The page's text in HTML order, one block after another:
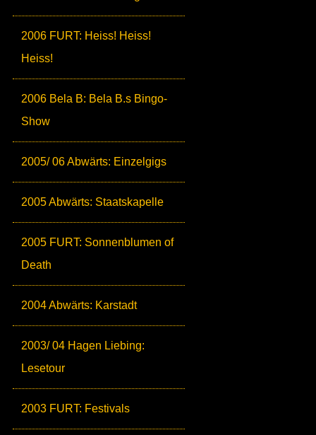
2006 FURT: Heiss! Heiss!
Heiss!
2006 Bela B: Bela B.s Bingo-
Show
2005/ 06 Abwärts: Einzelgigs
2005 Abwärts: Staatskapelle
2005 FURT: Sonnenblumen of
Death
2004 Abwärts: Karstadt
2003/ 04 Hagen Liebing:
Lesetour
2003 FURT: Festivals